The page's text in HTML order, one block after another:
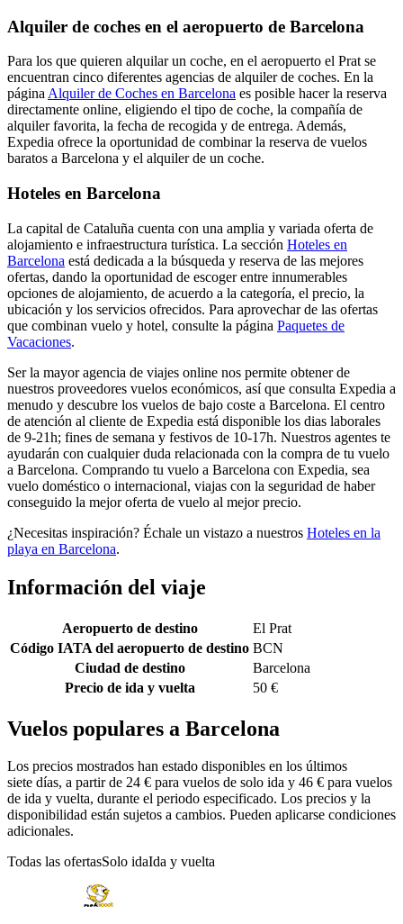
Alquiler de coches en el aeropuerto de Barcelona
Para los que quieren alquilar un coche, en el aeropuerto el Prat se
encuentran cinco diferentes agencias de alquiler de coches. En la
página Alquiler de Coches en Barcelona es posible hacer la reserva
directamente online, eligiendo el tipo de coche, la compañía de
alquiler favorita, la fecha de recogida y de entrega. Además,
Expedia ofrece la oportunidad de combinar la reserva de vuelos
baratos a Barcelona y el alquiler de un coche.
Hoteles en Barcelona
La capital de Cataluña cuenta con una amplia y variada oferta de
alojamiento e infraestructura turística. La sección Hoteles en
Barcelona está dedicada a la búsqueda y reserva de las mejores
ofertas, dando la oportunidad de escoger entre innumerables
opciones de alojamiento, de acuerdo a la categoría, el precio, la
ubicación y los servicios ofrecidos. Para aprovechar de las ofertas
que combinan vuelo y hotel, consulte la página Paquetes de
Vacaciones.
Ser la mayor agencia de viajes online nos permite obtener de
nuestros proveedores vuelos económicos, así que consulta Expedia a
menudo y descubre los vuelos de bajo coste a Barcelona. El centro
de atención al cliente de Expedia está disponible los dias laborales
de 9-21h; fines de semana y festivos de 10-17h. Nuestros agentes te
ayudarán con cualquier duda relacionada con la compra de tu vuelo
a Barcelona. Comprando tu vuelo a Barcelona con Expedia, sea
vuelo doméstico o internacional, viajas con la seguridad de haber
conseguido la mejor oferta de vuelo al mejor precio.
¿Necesitas inspiración? Échale un vistazo a nuestros Hoteles en la
playa en Barcelona.
Información del viaje
Aeropuerto de destino
El Prat
Código IATA del aeropuerto de destino BCN
Ciudad de destino
Barcelona
Precio de ida y vuelta
50 €
Vuelos populares a Barcelona
Los precios mostrados han estado disponibles en los últimos
siete días, a partir de 24 € para vuelos de solo ida y 46 € para vuelos
de ida y vuelta, durante el periodo especificado. Los precios y la
disponibilidad están sujetos a cambios. Pueden aplicarse condiciones
adicionales.
Todas las ofertasSolo idaIda y vuelta